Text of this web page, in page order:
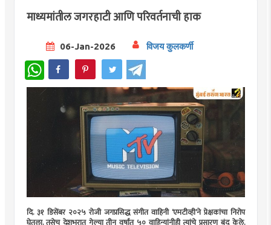
माध्यमांतील जगरहाटी आणि परिवर्तनाची हाक
06-Jan-2026 विजय कुलकर्णी
WhatsApp
दि. ३१ डिसेंबर २०२५ रोजी जगप्रसिद्ध संगीत वाहिनी ‘एमटीव्ही’ने प्रेक्षकांचा निरोप